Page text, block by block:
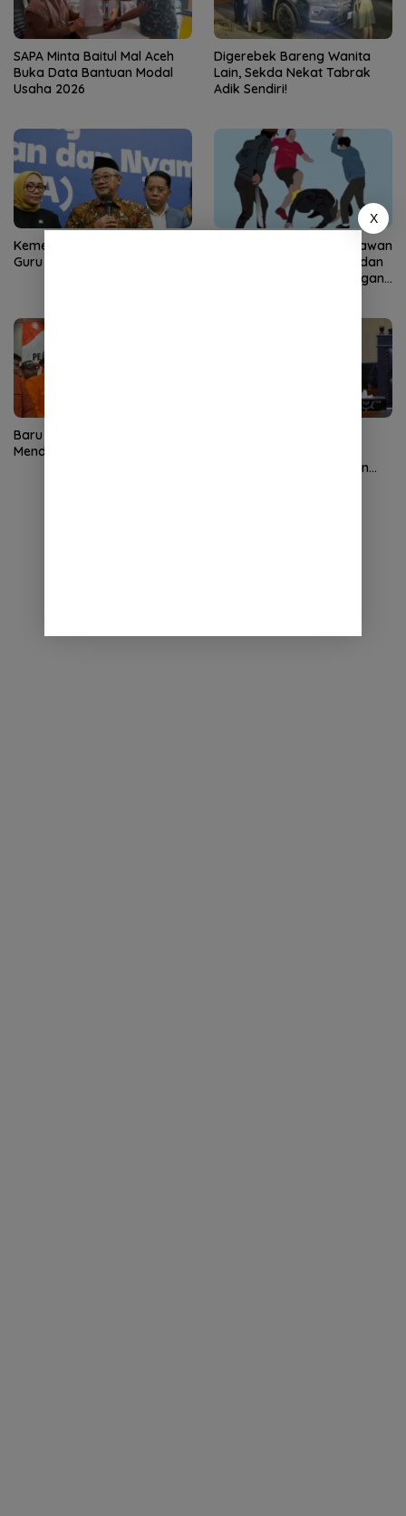
SAPA Minta Baitul Mal Aceh
Buka Data Bantuan Modal
Usaha 2026
Digerebek Bareng Wanita
Lain, Sekda Nekat Tabrak
Adik Sendiri!
Kemendikdasmen Wajibkan
Guru Jadi Wali Murid
Niat Mundur Kerja, Karyawan
Koperasi Disiksa 5 Jam dan
Dipaksa Masturbasi dengan
Baru Satu Kandidat
Mendaftar di Kongres II PNA
Tegakkan Hukum dengan
X